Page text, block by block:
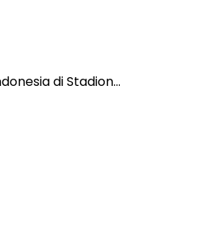
di Stadion…